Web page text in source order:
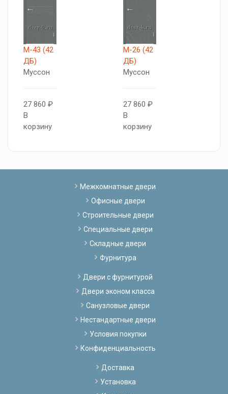
М-43 (42
ДБ)
Муссон
27 860 ₽
В
корзину
М-26 (42
ДБ)
Муссон
27 860 ₽
В
корзину
Межкомнатные двери
Офисные двери
Строительные двери
Специальные двери
Складные двери
Фурнитура
Двери с фурнитурой
Двери эконом класса
Санузловые двери
Нестандартные двери
Условия покупки
Конфиденциальность
Доставка
Установка